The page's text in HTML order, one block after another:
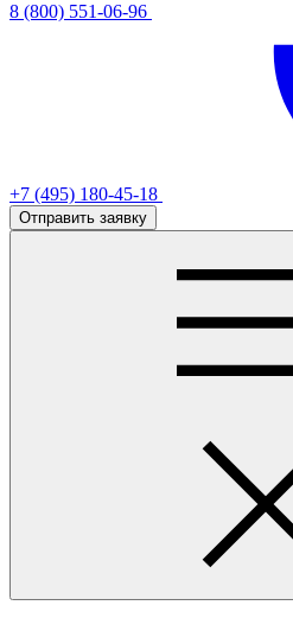
8 (800) 551-06-96
+7 (495) 180-45-18
Отправить заявку